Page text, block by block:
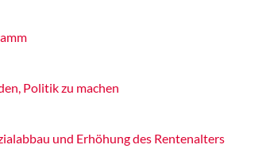
Politik zu machen
und Erhöhung des Rentenalters